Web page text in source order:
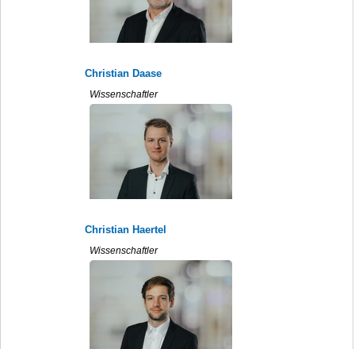
Christian Daase
Wissenschaftler
Christian Haertel
Wissenschaftler